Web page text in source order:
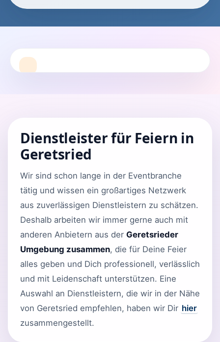
Dienstleister für Feiern in
Geretsried
Wir sind schon lange in der Eventbranche
tätig und wissen ein großartiges Netzwerk
aus zuverlässigen Dienstleistern zu schätzen.
Deshalb arbeiten wir immer gerne auch mit
anderen Anbietern aus der Geretsrieder
Umgebung zusammen, die für Deine Feier
alles geben und Dich professionell, verlässlich
und mit Leidenschaft unterstützen. Eine
Auswahl an Dienstleistern, die wir in der Nähe
von Geretsried empfehlen, haben wir Dir hier
zusammengestellt.